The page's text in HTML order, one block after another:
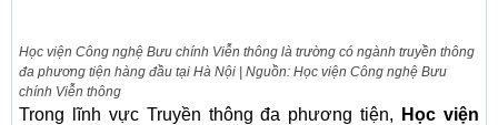
Học viện Công nghệ Bưu chính Viễn thông là trường có ngành truyền thông
đa phương tiện hàng đầu tại Hà Nội | Nguồn: Học viện Công nghệ Bưu
chính Viễn thông
Trong lĩnh vực Truyền thông đa phương tiện,
Học viện